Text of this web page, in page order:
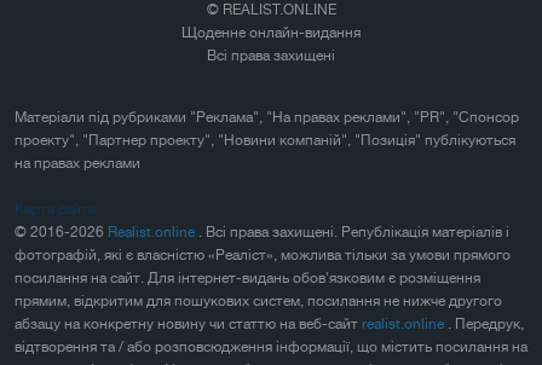
© REALIST.ONLINE
Щоденне онлайн-видання
Всі права захищені
Матеріали під рубриками "Реклама", "На правах реклами", "PR", "Спонсор
проекту", "Партнер проекту", "Новини компаній", "Позиція" публікуються
на правах реклами
Карта сайта
© 2016-2026 Realist.online . Всі права захищені. Републікація матеріалів і
фотографій, які є власністю «Реаліст», можлива тільки за умови прямого
посилання на сайт. Для інтернет-видань обов'язковим є розміщення
прямим, відкритим для пошукових систем, посилання не нижче другого
абзацу на конкретну новину чи статтю на веб-сайт realist.online . Передрук,
відтворення та / або розповсюдження інформації, що містить посилання на